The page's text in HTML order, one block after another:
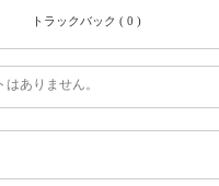
トラックバック ( 0 )
ありません。